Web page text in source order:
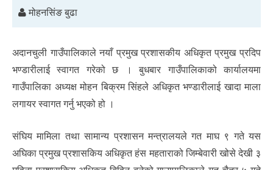
मोहनसिंङ बुढा
अदानचुली गाउँपालिकाले नयाँ प्रमुख प्रशासकीय अधिकृत प्रमुख प्रदिप
भण्डारीलाई स्वागत गरेको छ । बुधबार गाउँपालिकाको कार्यालयमा
गाउँपालिका अध्यक्ष मोहन बिक्रम सिंहले अधिकृत भण्डारीलाई खादा माला
लगायर स्वागत गर्नु भएको हो ।
संघिय मामिला तथा सामान्य प्रशासन मन्त्रालयले गत माघ ९ गते यस
अघिका प्रमुख प्रशासकिय अधिकृत हंस महताराको जिम्बेवारी खोसे देखी ३